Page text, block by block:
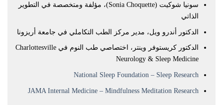
سونيا شوكيت (Sonia Choquette)، مؤلفة ومتخصصة في التطوير
الذاتي
الدكتور أندرو ويل، مدير مركز الطب التكاملي في جامعة أريزونا
الدكتور كريستوفر وينتر، اختصاصي طب النوم في Charlottesville
Neurology & Sleep Medicine
National Sleep Foundation – Sleep Research
JAMA Internal Medicine – Mindfulness Meditation Research